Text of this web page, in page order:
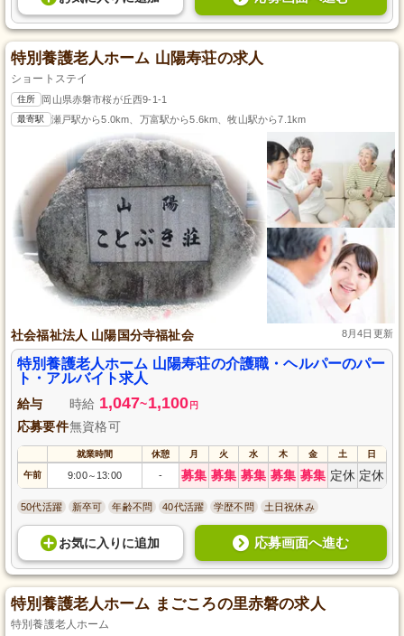
特別養護老人ホーム 山陽寿荘の求人
ショートステイ
住所 岡山県赤磐市桜が丘西9-1-1
最寄駅 瀬戸駅から5.0km、万富駅から5.6km、牧山駅から7.1km
社会福祉法人 山陽国分寺福祉会 8月4日更新
特別養護老人ホーム 山陽寿荘の介護職・ヘルパーのパー
ト・アルバイト求人
給与 時給 1,047~1,100 円
応募要件無資格可
就業時間 休憩 月 火 水 木 金 土 日
午前 9:00～ 13:00 - 募集 募集 募集 募集 募集 定休 定休
50代活躍 新卒可 年齢不問 40代活躍 学歴不問 土日祝休み
お気に入り に追加 応募画面へ進む
特別養護老人ホーム まごころの里赤磐の求人
特別養護老人ホーム